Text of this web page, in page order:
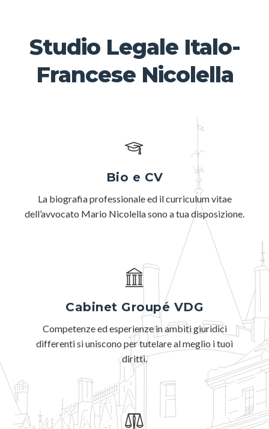
Studio Legale Italo-
Francese Nicolella
Bio e CV
La biografia professionale ed il curriculum vitae
dell’avvocato Mario Nicolella sono a tua disposizione.
Cabinet Groupé VDG
Competenze ed esperienze in ambiti giuridici
differenti si uniscono per tutelare al meglio i tuoi
diritti.